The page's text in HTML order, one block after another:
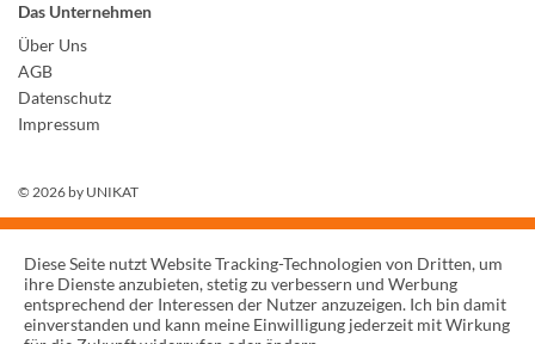
Das Unternehmen
Über Uns
AGB
Datenschutz
Impressum
© 2026 by UNIKAT
Diese Seite nutzt Website Tracking-Technologien von Dritten, um
ihre Dienste anzubieten, stetig zu verbessern und Werbung
entsprechend der Interessen der Nutzer anzuzeigen. Ich bin damit
einverstanden und kann meine Einwilligung jederzeit mit Wirkung